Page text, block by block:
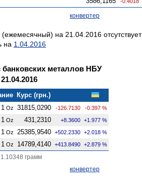
конвертер
на 21.04.2016 отсутствует
на 1.04.2016
металлов НБУ
Курс (грн.)
1 Oz 31815,0290 -126.7130 -0.397 %
1 Oz 431,2310 +8.3600 +1.977 %
1 Oz 25385,9540 +502.2330 +2.018 %
1 Oz 14789,4140 +413.8490 +2.879 %
грамм
конвертер